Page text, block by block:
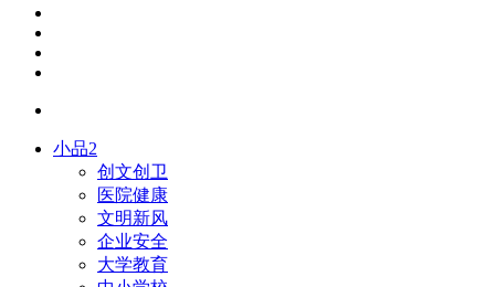
小品2
创文创卫
医院健康
文明新风
企业安全
大学教育